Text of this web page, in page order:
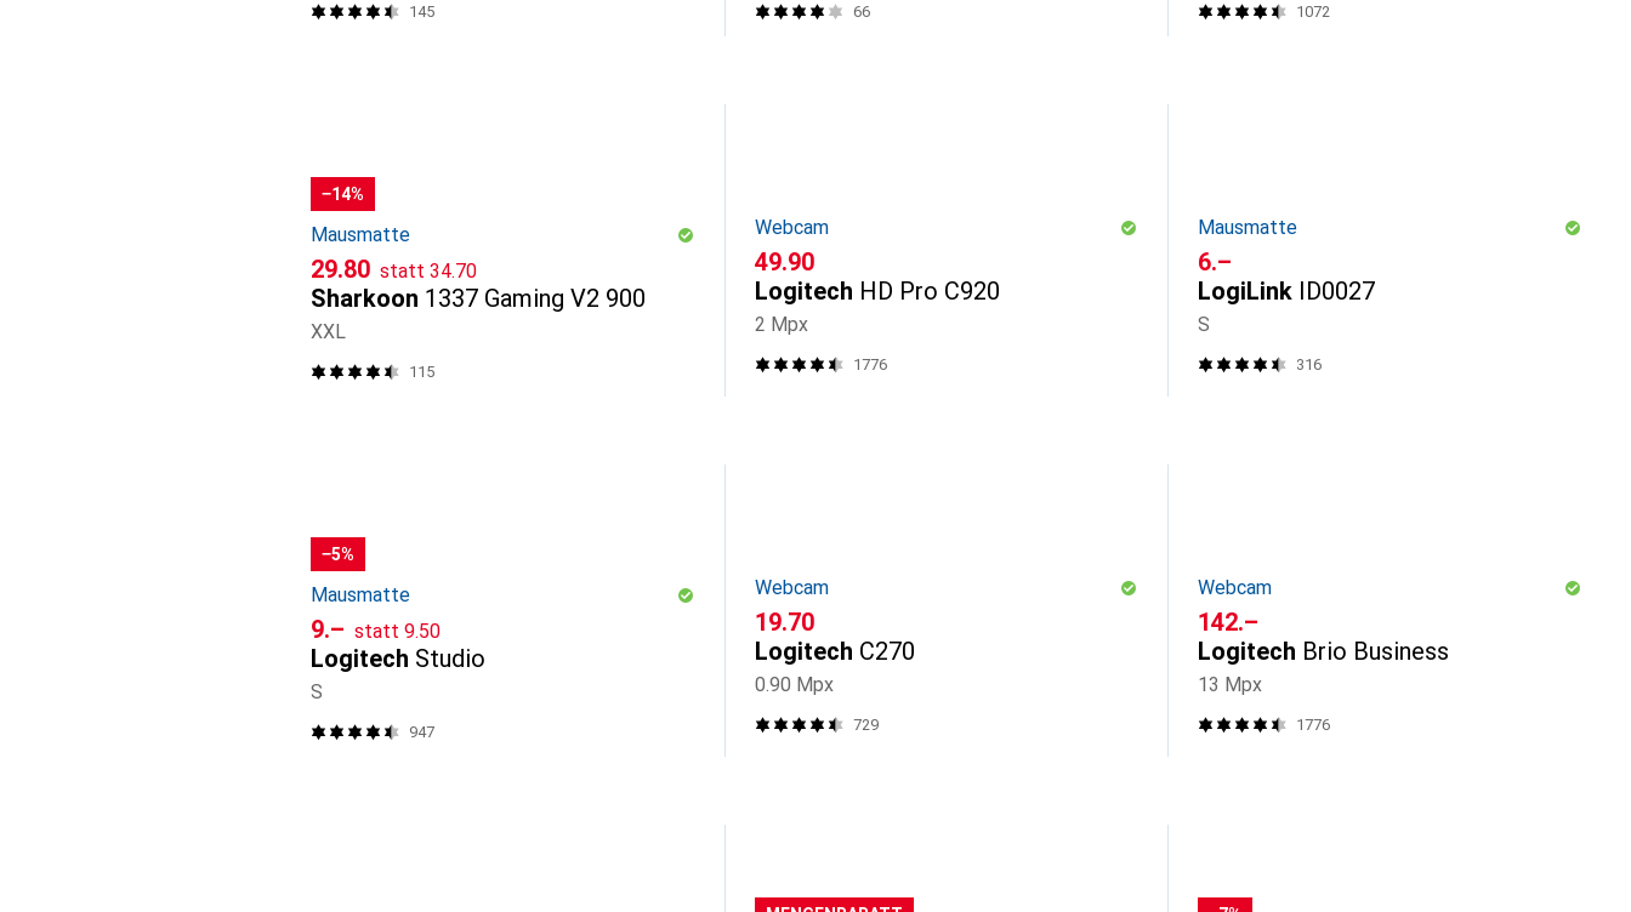
145 66 1072
−14%
Mausmatte
CHF
29.80 statt CHF
34.70
Sharkoon 1337 Gaming V2 900
XXL
115
Webcam
CHF
49.90
Logitech HD Pro C920
2 Mpx
1776
Mausmatte
CHF
6.–
LogiLink ID0027
S
316
−5%
Mausmatte
CHF
9.– statt CHF
9.50
Logitech Studio
S
947
Webcam
CHF
19.70
Logitech C270
0.90 Mpx
729
Webcam
CHF
142.–
Logitech Brio Business
13 Mpx
1776